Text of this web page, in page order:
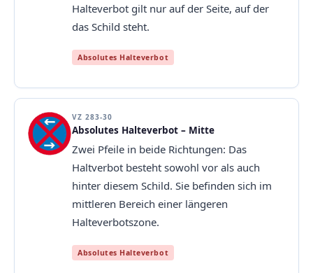
Halteverbot gilt nur auf der Seite, auf der
das Schild steht.
Absolutes Halteverbot
VZ 283-30
Absolutes Halteverbot – Mitte
Zwei Pfeile in beide Richtungen: Das
Haltverbot besteht sowohl vor als auch
hinter diesem Schild. Sie befinden sich im
mittleren Bereich einer längeren
Halteverbotszone.
Absolutes Halteverbot